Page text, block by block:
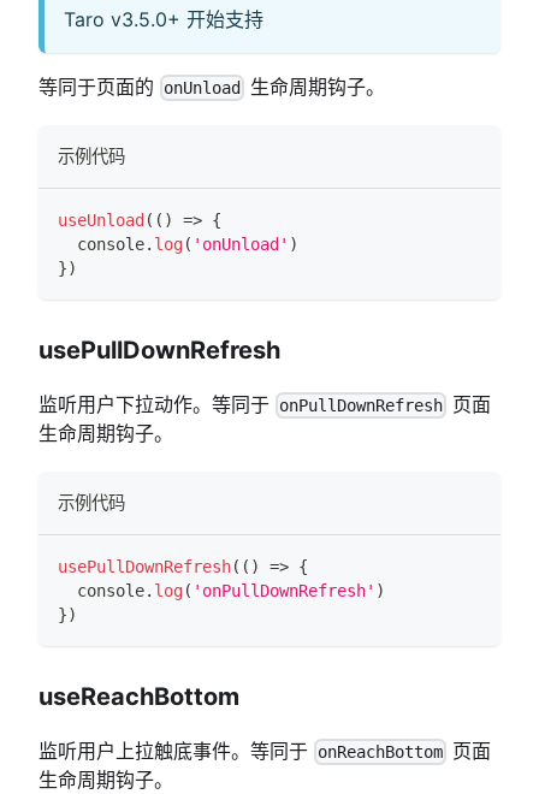
Taro v3.5.0+ 开始支持
等同于页面的 onUnload 生命周期钩子。
示例代码
useUnload ( ( ) => {
console. log( 'onUnload' )
})
usePullDownRefresh
监听用户下拉动作。等同于 onPullDownRefresh 页面
生命周期钩子。
示例代码
usePullDownRefresh( ( ) => {
console. log( 'onPullDownRefresh' )
})
useReachBottom
监听用户上拉触底事件。等同于 onReachBottom 页面
生命周期钩子。